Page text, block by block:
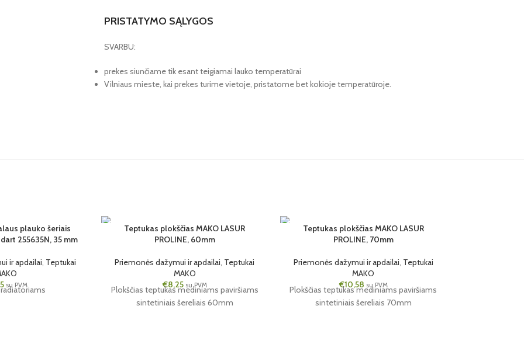
PRISTATYMO SĄLYGOS
SVARBU:
prekes siunčiame tik esant teigiamai lauko temperatūrai
Vilniaus mieste, kai prekes turime vietoje, pristatome bet kokioje temperatūroje.
plauko šeriais
255635N, 35 mm
ir apdailai Teptukai
su PVM
Teptukas plokščias MAKO LASUR
PROLINE, 60mm
Priemonės dažymui ir apdailai Teptukai
MAKO
€8,25 su PVM
Plokščias teptukas mediniams paviršiams
sintetiniais šereliais 60mm
Teptukas plokščias MAKO LASUR
PROLINE, 70mm
Priemonės dažymui ir apdailai Teptukai
MAKO
€10,58 su PVM
Plokščias teptukas mediniams paviršiams
sintetiniais šereliais 70mm